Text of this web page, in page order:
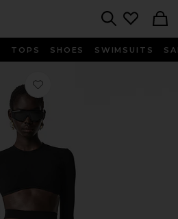
TOPS SHOES SWIMSUITS
Любимое ЮБКА AUBIN